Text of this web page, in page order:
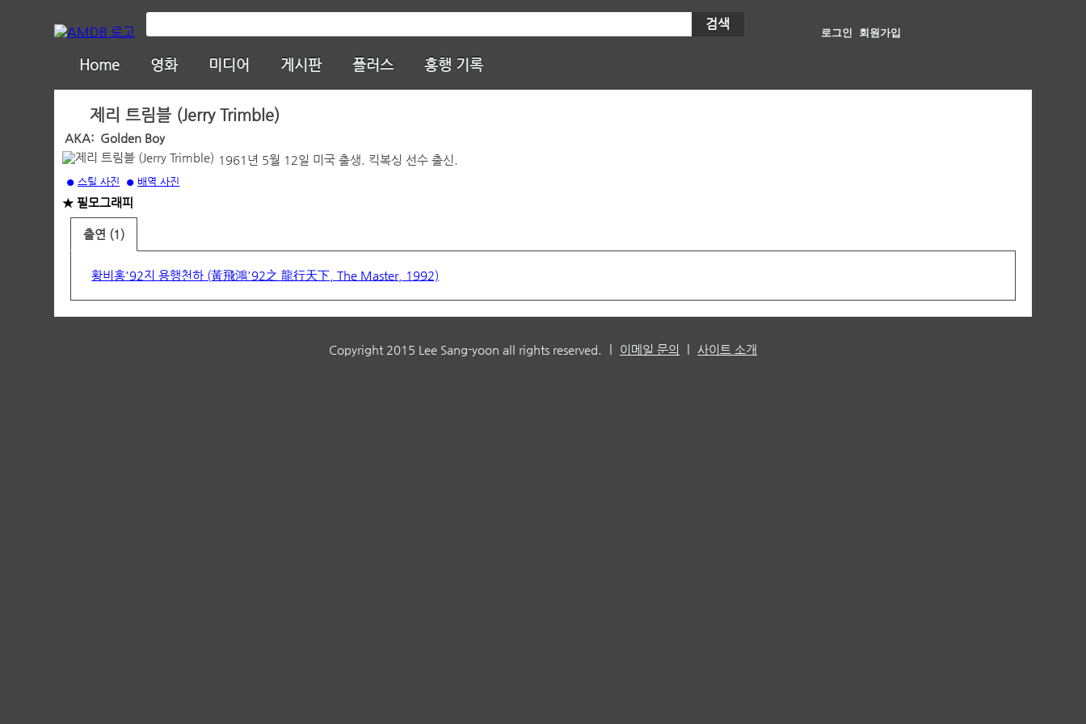
검색
로그인 회원가입
Home 영화 미디어 게시판 플러스 흥행 기록
제리 트림블 (Jerry Trimble)
AKA: Golden Boy
1961년 5월 12일 미국 출생. 킥복싱 선수 출신.
● 스틸 사진 ● 배역 사진
★ 필모그래피
출연 (1)
황비홍'92지 용행천하 (黃飛鴻'92之 龍行天下, The Master, 1992)
Copyright 2015 Lee Sang-yoon all rights reserved. 이메일 문의 사이트 소개